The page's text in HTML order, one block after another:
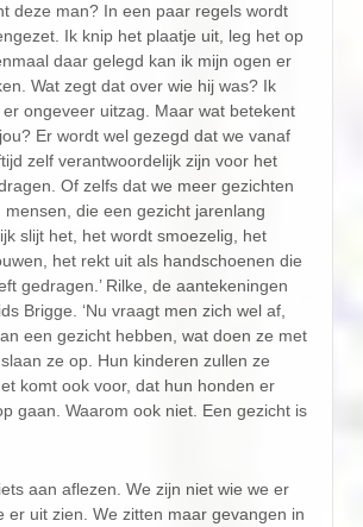
deze man? In een paar regels wordt
Ik knip het plaatje uit, leg het op
daar gelegd kan ik mijn ogen er
Wat zegt dat over wie hij was? Ik
ongeveer uitzag. Maar wat betekent
Er wordt wel gezegd dat we vanaf
zelf verantwoordelijk zijn voor het
Of zelfs dat we meer gezichten
mensen, die een gezicht jarenlang
slijt het, het wordt smoezelig, het
het rekt uit als handschoenen die
gedragen.’ Rilke, de aantekeningen
Brigge. ‘Nu vraagt men zich wel af,
een gezicht hebben, wat doen ze met
ze op. Hun kinderen zullen ze
komt ook voor, dat hun honden er
gaan. Waarom ook niet. Een gezicht is
aan aflezen. We zijn niet wie we er
er uit zien. We zitten maar gevangen in